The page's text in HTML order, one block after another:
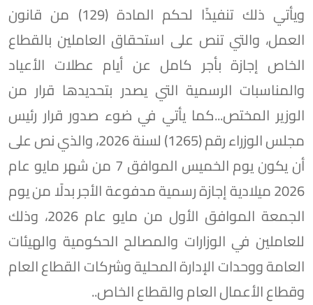
ويأتي ذلك تنفيذًا لحكم المادة (129) من قانون
العمل، والتي تنص على استحقاق العاملين بالقطاع
الخاص إجازة بأجر كامل عن أيام عطلات الأعياد
والمناسبات الرسمية التي يصدر بتحديدها قرار من
الوزير المختص...كما يأتي في ضوء صدور قرار رئيس
مجلس الوزراء رقم (1265) لسنة 2026، والذي نص على
أن يكون يوم الخميس الموافق 7 من شهر مايو عام
2026 ميلادية إجازة رسمية مدفوعة الأجر بدلًا من يوم
الجمعة الموافق الأول من مايو عام 2026، وذلك
للعاملين في الوزارات والمصالح الحكومية والهيئات
العامة ووحدات الإدارة المحلية وشركات القطاع العام
وقطاع الأعمال العام والقطاع الخاص..